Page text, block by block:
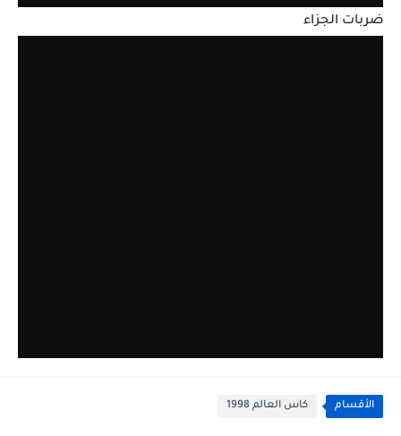
ضربات الجزاء
الأقسام كاس العالم 1998